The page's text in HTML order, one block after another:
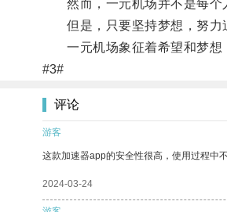
然而，一元机场并不是每个
但是，只要坚持梦想，努力
一元机场象征着希望和梦想
#3#
评论
游客
这款加速器app的安全性很高，使用过程中
2024-03-24